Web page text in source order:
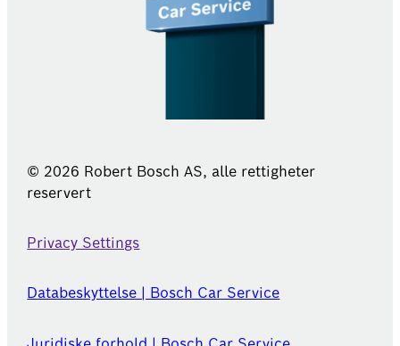
© 2026 Robert Bosch AS, alle rettigheter
reservert
Privacy Settings
Databeskyttelse | Bosch Car Service